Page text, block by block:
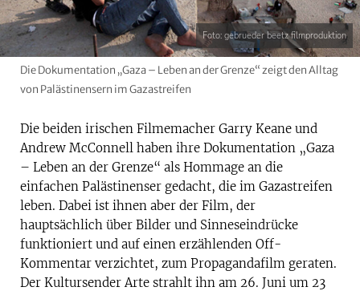
Foto: gebrueder beetz filmproduktion
Die Dokumentation „Gaza – Leben an der Grenze“ zeigt den Alltag
von Palästinensern im Gazastreifen
Die beiden irischen Filmemacher Garry Keane und
Andrew McConnell haben ihre Dokumentation „Gaza
– Leben an der Grenze“ als Hommage an die
einfachen Palästinenser gedacht, die im Gazastreifen
leben. Dabei ist ihnen aber der Film, der
hauptsächlich über Bilder und Sinneseindrücke
funktioniert und auf einen erzählenden Off-
Kommentar verzichtet, zum Propagandafilm geraten.
Der Kultursender Arte strahlt ihn am 26. Juni um 23